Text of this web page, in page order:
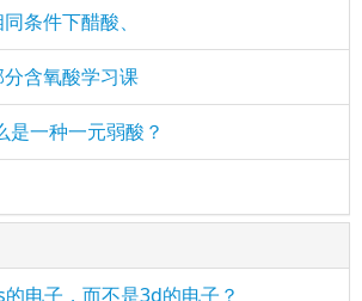
条件下醋酸、
含氧酸学习课
是一种一元弱酸？
电子，而不是3d的电子？